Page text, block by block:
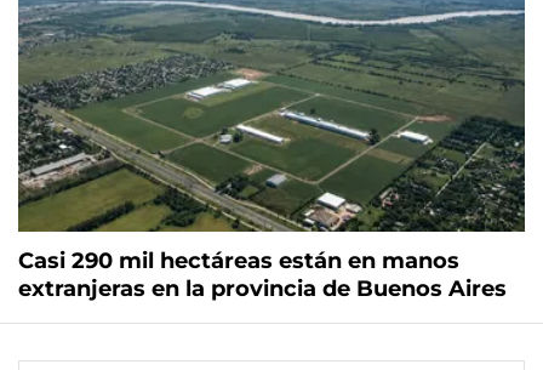
Casi 290 mil hectáreas están en manos
extranjeras en la provincia de Buenos Aires